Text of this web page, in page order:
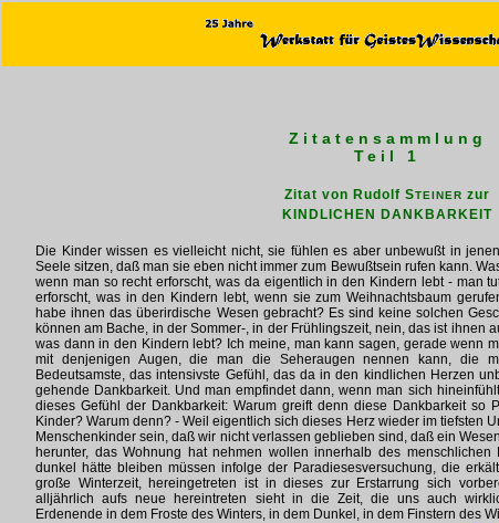
Zitatensammlung
Teil 1
Zitat von Rudolf STEINER zur
KINDLICHEN DANKBARKEIT
Die Kinder wissen es vielleicht nicht, sie fühlen es aber unbewußt in
Seele sitzen, daß man sie eben nicht immer zum Bewußtsein rufen kann.
wenn man so recht erforscht, was da eigentlich in den Kindern lebt - man
erforscht, was in den Kindern lebt, wenn sie zum Weihnachtsbaum
habe ihnen das überirdische Wesen gebracht? Es sind keine solchen
können am Bache, in der Sommer-, in der Frühlingszeit, nein, das ist ihnen
was dann in den Kindern lebt? Ich meine, man kann sagen, gerade wenn
mit denjenigen Augen, die man die Seheraugen nennen kann, die
Bedeutsamste, das intensivste Gefühl, das da in den kindlichen Herzen
gehende Dankbarkeit. Und man empfindet dann, wenn man sich
dieses Gefühl der Dankbarkeit: Warum greift denn diese Dankbarkeit so
Kinder? Warum denn? - Weil eigentlich sich dieses Herz wieder im tiefsten
Menschenkinder sein, daß wir nicht verlassen geblieben sind, daß ein
herunter, das Wohnung hat nehmen wollen innerhalb des
dunkel hätte bleiben müssen infolge der Paradiesesversuchung, die
große Winterzeit, hereingetreten ist in dieses zur Erstarrung sich
alljährlich aufs neue hereintreten sieht in die Zeit, die uns auch
Erdenende in dem Froste des Winters, in dem Dunkel, in dem Finstern des